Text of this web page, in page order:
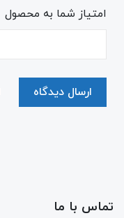
امتیاز شما به محصول
ارسال دیدگاه
تماس با ما